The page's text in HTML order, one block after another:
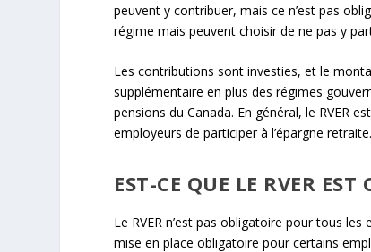
peuvent y contribuer, mais ce n’est pas
régime mais peuvent choisir de ne pas y
Les contributions sont investies, et le
supplémentaire en plus des régimes
pensions du Canada. En général, le RVER
employeurs de participer à l’épargne retraite.
EST-CE QUE LE RVER
Le RVER n’est pas obligatoire pour tous
mise en place obligatoire pour certains